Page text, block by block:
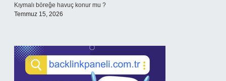
Kıymalı böreğe havuç konur mu ?
Temmuz 15, 2026